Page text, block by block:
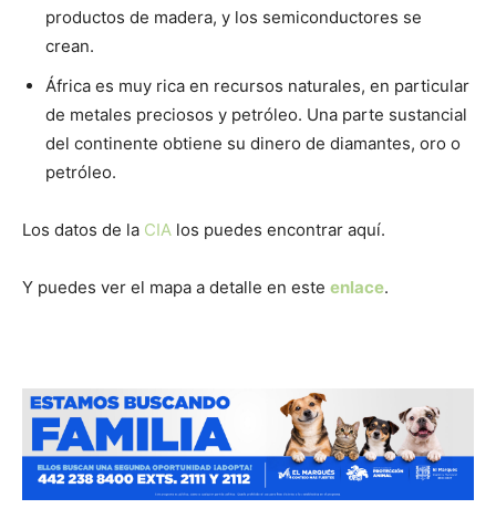
productos de madera, y los semiconductores se
crean.
África es muy rica en recursos naturales, en particular
de metales preciosos y petróleo. Una parte sustancial
del continente obtiene su dinero de diamantes, oro o
petróleo.
Los datos de la CIA los puedes encontrar aquí.
Y puedes ver el mapa a detalle en este enlace.